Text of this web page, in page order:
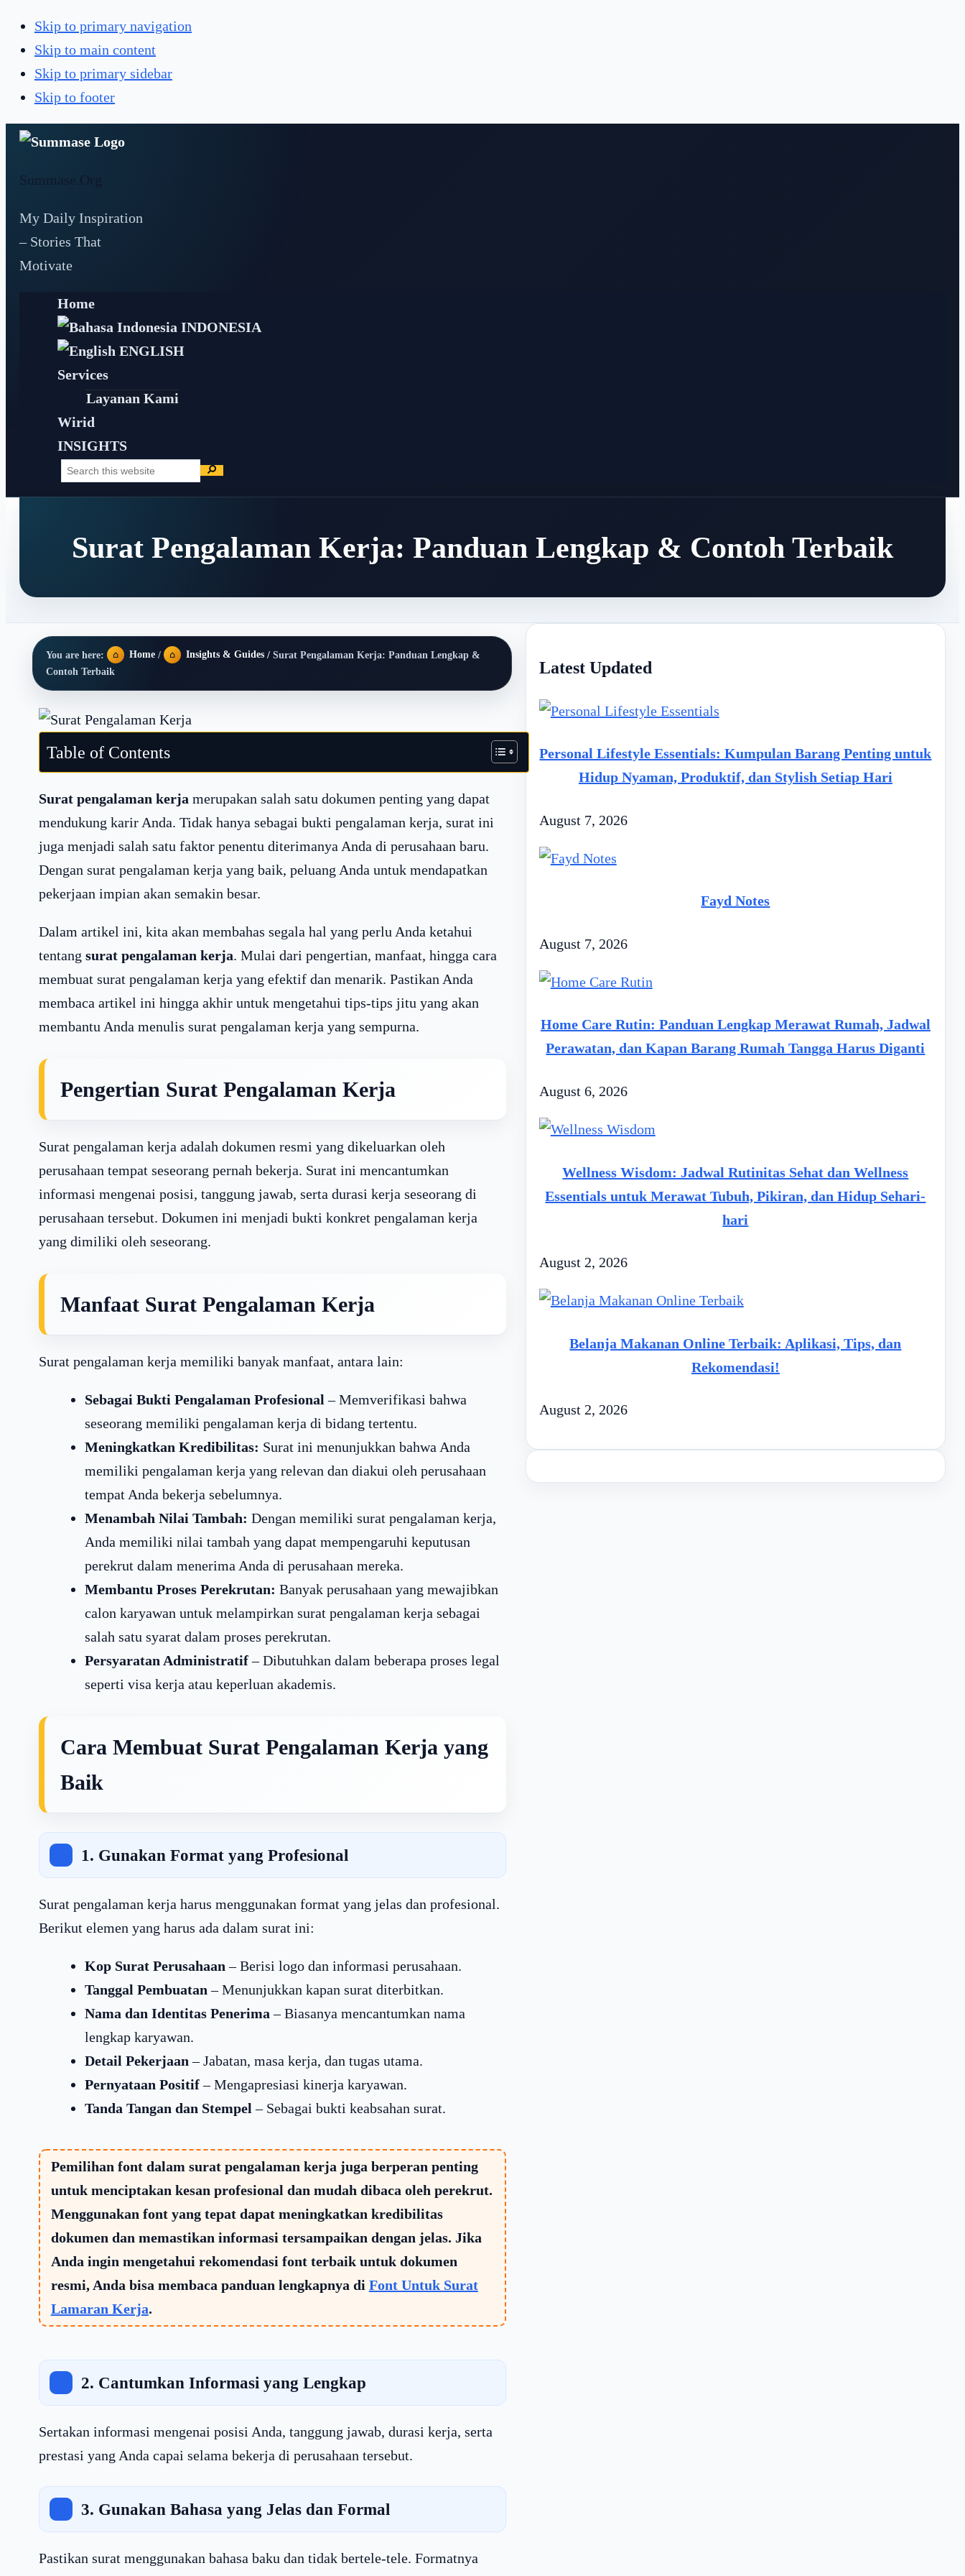
Skip to primary navigation
Skip to main content
Skip to primary sidebar
Skip to footer
Summase.Org
My Daily Inspiration
– Stories That
Motivate
Home
INDONESIA
ENGLISH
Services
Layanan Kami
Wirid
INSIGHTS
Search
Search
Surat Pengalaman Kerja: Panduan Lengkap & Contoh Terbaik
You are here: Home / Insights & Guides / Surat Pengalaman Kerja: Panduan Lengkap &
Contoh Terbaik
Table of Contents
Surat pengalaman kerja merupakan salah satu dokumen penting yang dapat
mendukung karir Anda. Tidak hanya sebagai bukti pengalaman kerja, surat ini
juga menjadi salah satu faktor penentu diterimanya Anda di perusahaan baru.
Dengan surat pengalaman kerja yang baik, peluang Anda untuk mendapatkan
pekerjaan impian akan semakin besar.
Dalam artikel ini, kita akan membahas segala hal yang perlu Anda ketahui
tentang surat pengalaman kerja. Mulai dari pengertian, manfaat, hingga cara
membuat surat pengalaman kerja yang efektif dan menarik. Pastikan Anda
membaca artikel ini hingga akhir untuk mengetahui tips-tips jitu yang akan
membantu Anda menulis surat pengalaman kerja yang sempurna.
Pengertian Surat Pengalaman Kerja
Surat pengalaman kerja adalah dokumen resmi yang dikeluarkan oleh
perusahaan tempat seseorang pernah bekerja. Surat ini mencantumkan
informasi mengenai posisi, tanggung jawab, serta durasi kerja seseorang di
perusahaan tersebut. Dokumen ini menjadi bukti konkret pengalaman kerja
yang dimiliki oleh seseorang.
Manfaat Surat Pengalaman Kerja
Surat pengalaman kerja memiliki banyak manfaat, antara lain:
Sebagai Bukti Pengalaman Profesional – Memverifikasi bahwa
seseorang memiliki pengalaman kerja di bidang tertentu.
Meningkatkan Kredibilitas: Surat ini menunjukkan bahwa Anda
memiliki pengalaman kerja yang relevan dan diakui oleh perusahaan
tempat Anda bekerja sebelumnya.
Menambah Nilai Tambah: Dengan memiliki surat pengalaman kerja,
Anda memiliki nilai tambah yang dapat mempengaruhi keputusan
perekrut dalam menerima Anda di perusahaan mereka.
Membantu Proses Perekrutan: Banyak perusahaan yang mewajibkan
calon karyawan untuk melampirkan surat pengalaman kerja sebagai
salah satu syarat dalam proses perekrutan.
Persyaratan Administratif– Dibutuhkan dalam beberapa proses legal
seperti visa kerja atau keperluan akademis.
Cara Membuat Surat Pengalaman Kerja yang
Baik
1. Gunakan Format yang Profesional
Surat pengalaman kerja harus menggunakan format yang jelas dan profesional.
Berikut elemen yang harus ada dalam surat ini:
Kop Surat Perusahaan – Berisi logo dan informasi perusahaan.
Tanggal Pembuatan – Menunjukkan kapan surat diterbitkan.
Nama dan Identitas Penerima – Biasanya mencantumkan nama
lengkap karyawan.
Detail Pekerjaan – Jabatan, masa kerja, dan tugas utama.
Pernyataan Positif– Mengapresiasi kinerja karyawan.
Tanda Tangan dan Stempel – Sebagai bukti keabsahan surat.
Pemilihan font dalam surat pengalaman kerja juga berperan penting
untuk menciptakan kesan profesional dan mudah dibaca oleh perekrut.
Menggunakan font yang tepat dapat meningkatkan kredibilitas
dokumen dan memastikan informasi tersampaikan dengan jelas. Jika
Anda ingin mengetahui rekomendasi font terbaik untuk dokumen
resmi, Anda bisa membaca panduan lengkapnya di Font Untuk Surat
Lamaran Kerja.
2. Cantumkan Informasi yang Lengkap
Sertakan informasi mengenai posisi Anda, tanggung jawab, durasi kerja, serta
prestasi yang Anda capai selama bekerja di perusahaan tersebut.
3. Gunakan Bahasa yang Jelas dan Formal
Pastikan surat menggunakan bahasa baku dan tidak bertele-tele. Formatnya
Primary
Sidebar
Latest Updated
Personal Lifestyle Essentials: Kumpulan Barang Penting untuk
Hidup Nyaman, Produktif, dan Stylish Setiap Hari
August 7, 2026
Fayd Notes
August 7, 2026
Home Care Rutin: Panduan Lengkap Merawat Rumah, Jadwal
Perawatan, dan Kapan Barang Rumah Tangga Harus Diganti
August 6, 2026
Wellness Wisdom: Jadwal Rutinitas Sehat dan Wellness
Essentials untuk Merawat Tubuh, Pikiran, dan Hidup Sehari-
hari
August 2, 2026
Belanja Makanan Online Terbaik: Aplikasi, Tips, dan
Rekomendasi!
August 2, 2026